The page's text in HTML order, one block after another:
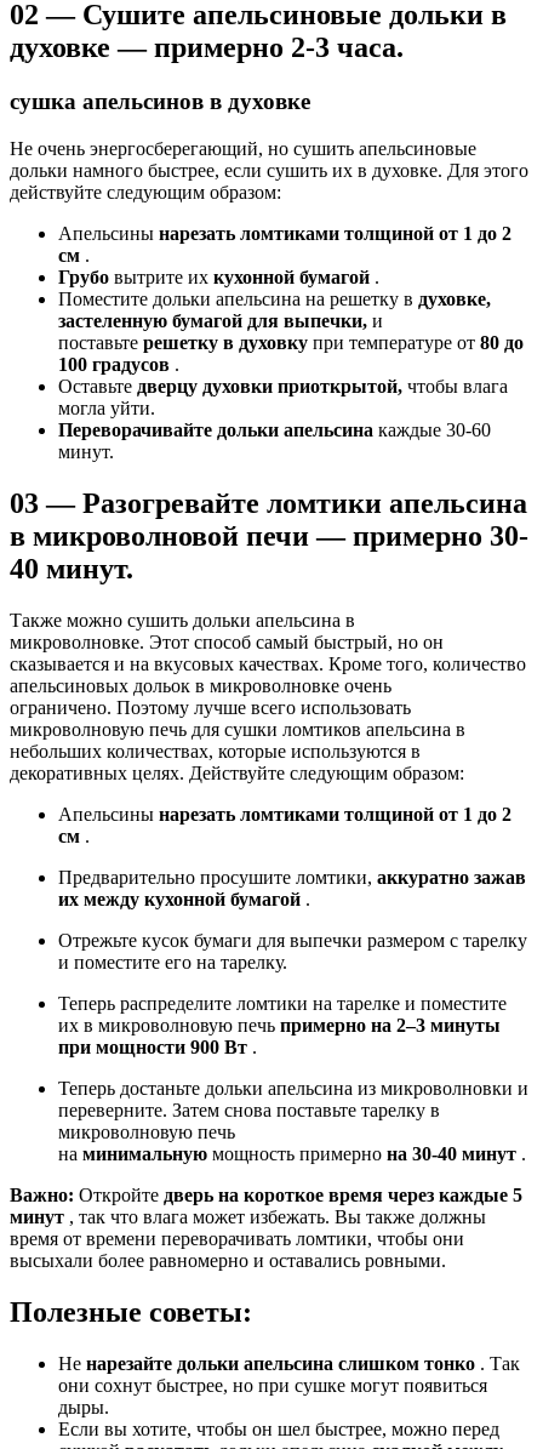
02 — Сушите апельсиновые дольки в
духовке — примерно 2-3 часа.
сушка апельсинов в духовке
Не очень энергосберегающий, но сушить апельсиновые
дольки намного быстрее, если сушить их в духовке. Для этого
действуйте следующим образом:
Апельсины нарезать ломтиками толщиной от 1 до 2
см .
Грубо вытрите их кухонной бумагой .
Поместите дольки апельсина на решетку в духовке,
застеленную бумагой для выпечки, и
поставьте решетку в духовку при температуре от 80 до
100 градусов .
Оставьте дверцу духовки приоткрытой, чтобы влага
могла уйти.
Переворачивайте дольки апельсина каждые 30-60
минут.
03 — Разогревайте ломтики апельсина
в микроволновой печи — примерно 30-
40 минут.
Также можно сушить дольки апельсина в
микроволновке. Этот способ самый быстрый, но он
сказывается и на вкусовых качествах. Кроме того, количество
апельсиновых дольок в микроволновке очень
ограничено. Поэтому лучше всего использовать
микроволновую печь для сушки ломтиков апельсина в
небольших количествах, которые используются в
декоративных целях. Действуйте следующим образом:
Апельсины нарезать ломтиками толщиной от 1 до 2
см .
Предварительно просушите ломтики, аккуратно зажав
их между кухонной бумагой .
Отрежьте кусок бумаги для выпечки размером с тарелку
и поместите его на тарелку.
Теперь распределите ломтики на тарелке и поместите
их в микроволновую печь примерно на 2–3 минуты
при мощности 900 Вт .
Теперь достаньте дольки апельсина из микроволновки и
переверните. Затем снова поставьте тарелку в
микроволновую печь
на минимальную мощность примерно на 30-40 минут .
Важно: Откройте дверь на короткое время через каждые 5
минут , так что влага может избежать. Вы также должны
время от времени переворачивать ломтики, чтобы они
высыхали более равномерно и оставались ровными.
Полезные советы:
Не нарезайте дольки апельсина слишком тонко . Так
они сохнут быстрее, но при сушке могут появиться
дыры.
Если вы хотите, чтобы он шел быстрее, можно перед